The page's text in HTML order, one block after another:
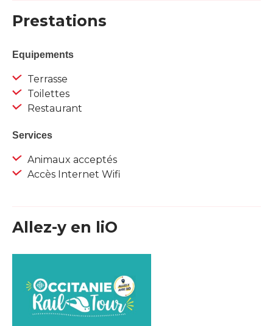
Prestations
Equipements
Terrasse
Toilettes
Restaurant
Services
Animaux acceptés
Accès Internet Wifi
Allez-y en liO